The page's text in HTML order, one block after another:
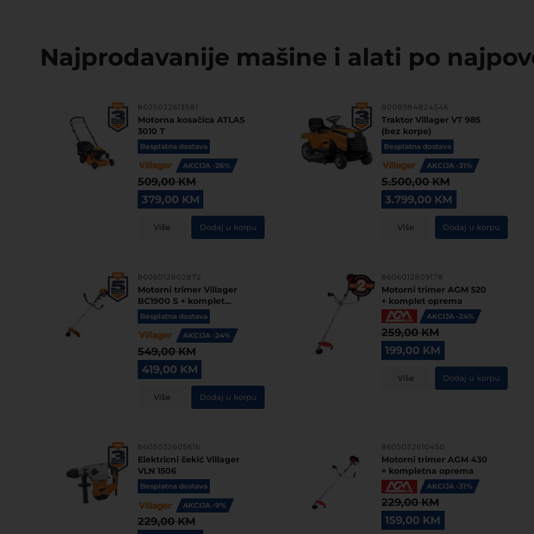
Najprodavanije mašine i alati po
8605032613581
Motorna kosačica ATLAS
3010 T
Besplatna dostava
AKCIJA -26%
509,00KM
Original
price
was:
509,00 KM.
379,00 KM
price
is:
379,00 KM.
Više Dodaj u korpu
8008984824546
Traktor Villager VT 985
(bez korpe)
Besplatna dostava
AKCIJA -31%
5.500,00KM
Original
price
was:
5.500,00 KM.
3.799,00 KM
price
is:
3.799,00 KM.
Više Dodaj u korpu
8606012802872
Motorni trimer Villager
BC1900 S + komplet
oprema
Besplatna dostava
AKCIJA -24%
549,00KM
Original
price
was:
549,00 KM.
419,00 KM
price
is:
419,00 KM.
Više Dodaj u korpu
8606012809178
Motorni trimer AGM 520
+ komplet oprema
AKCIJA -24%
259,00KM
Original
price
was:
259,00 KM.
199,00 KM
price
is:
199,00 KM.
Više Dodaj u korpu
8605032605616
Elektricni čekić Villager
VLN 1506
Besplatna dostava
AKCIJA -9%
229,00KM
8605032610450
Motorni trimer AGM 430
+ kompletna oprema
AKCIJA -31%
229,00KM
Original
159,00 KM